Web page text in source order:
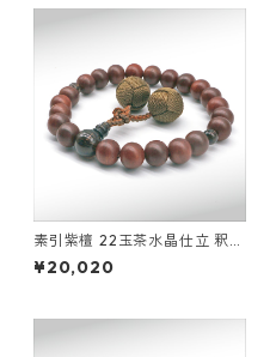
素引紫檀 22玉茶水晶仕立 釈迦
凡天
¥20,020